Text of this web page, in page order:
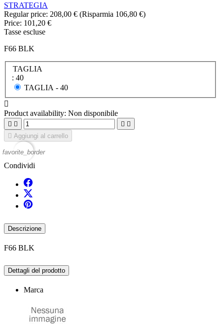
STRATEGIA
Regular price: 208,00 € (Risparmia 106,80 €)
Price: 101,20 €
Tasse escluse
F66 BLK
TAGLIA
: 40
TAGLIA - 40

Product availability: Non disponibile
   
 Aggiungi al carrello
favorite_border
Condividi
Descrizione
F66 BLK
Dettagli del prodotto
Marca